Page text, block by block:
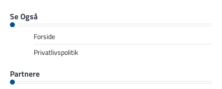
Se Også
Forside
Privatlivspolitik
Partnere